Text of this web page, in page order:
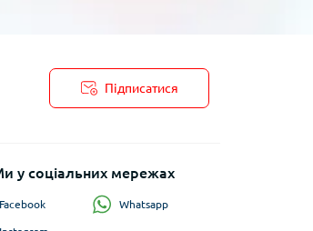
Підписатися
у соціальних мережах
Facebook Whatsapp